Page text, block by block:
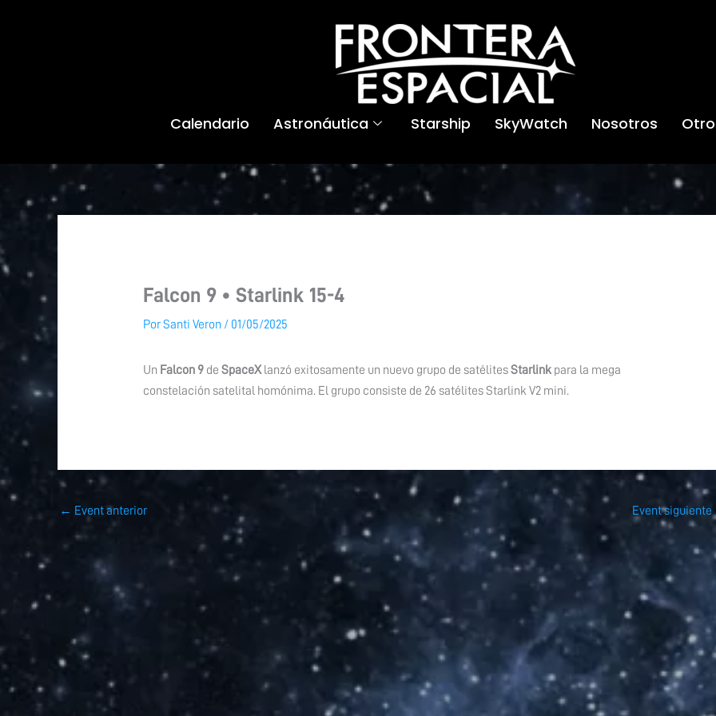
Calendario Astronáutica Starship SkyWatch Nosotros
Falcon 9 • Starlink 15-4
PorSanti Veron / 01/05/2025
Un Falcon 9de SpaceXlanzó exitosamente un nuevo grupo de satélitesStarlinkpara la mega
constelación satelital homónima. El grupo consiste de 26 satélites Starlink V2 mini.
← Event anterior Event siguiente